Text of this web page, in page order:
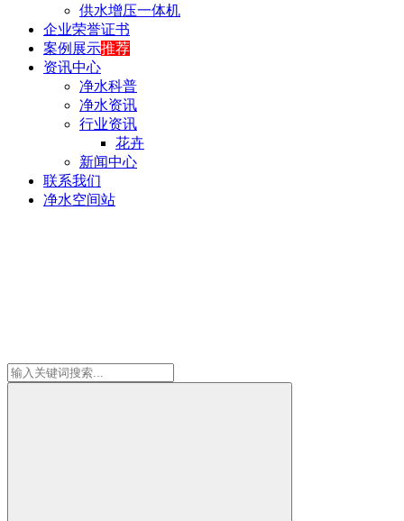
供水增压一体机
企业荣誉证书
案例展示推荐
资讯中心
净水科普
净水资讯
行业资讯
花卉
新闻中心
联系我们
净水空间站